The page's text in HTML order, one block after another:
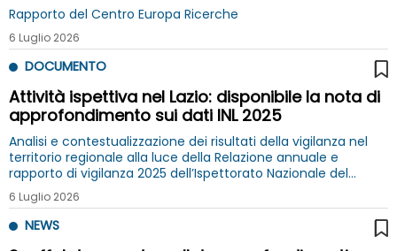
Rapporto del Centro Europa Ricerche
6 Luglio 2026
DOCUMENTO
Attività ispettiva nel Lazio: disponibile la nota di
approfondimento sui dati INL 2025
Analisi e contestualizzazione dei risultati della vigilanza nel
territorio regionale alla luce della Relazione annuale e
rapporto di vigilanza 2025 dell’Ispettorato Nazionale del
Lavoro
6 Luglio 2026
NEWS